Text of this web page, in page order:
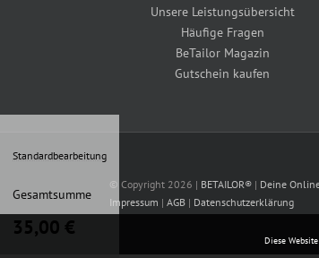
Unsere Leistungsübersicht
Häufige Fragen
BeTailor Magazin
Gutschein kaufen
© Copyright 2026 | BETAILOR® | Deine
Impressum | AGB | Datenschutzerklärung
Diese
Standardbearbeitung
Gesamtsumme
35,00 €